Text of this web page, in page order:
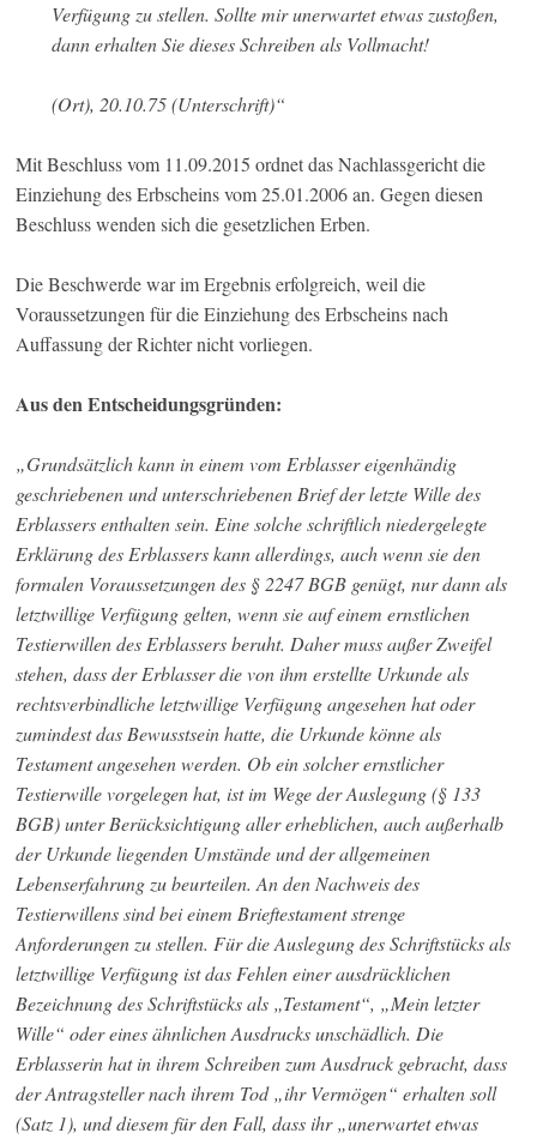
Verfügung zu stellen. Sollte mir unerwartet etwas zustoßen,
dann erhalten Sie dieses Schreiben als Vollmacht!
(Ort), 20.10.75 (Unterschrift)“
Mit Beschluss vom 11.09.2015 ordnet das Nachlassgericht die
Einziehung des Erbscheins vom 25.01.2006 an. Gegen diesen
Beschluss wenden sich die gesetzlichen Erben.
Die Beschwerde war im Ergebnis erfolgreich, weil die
Voraussetzungen für die Einziehung des Erbscheins nach
Auffassung der Richter nicht vorliegen.
Aus den Entscheidungsgründen:
„Grundsätzlich kann in einem vom Erblasser eigenhändig
geschriebenen und unterschriebenen Brief der letzte Wille des
Erblassers enthalten sein. Eine solche schriftlich niedergelegte
Erklärung des Erblassers kann allerdings, auch wenn sie den
formalen Voraussetzungen des § 2247 BGB genügt, nur dann als
letztwillige Verfügung gelten, wenn sie auf einem ernstlichen
Testierwillen des Erblassers beruht. Daher muss außer Zweifel
stehen, dass der Erblasser die von ihm erstellte Urkunde als
rechtsverbindliche letztwillige Verfügung angesehen hat oder
zumindest das Bewusstsein hatte, die Urkunde könne als
Testament angesehen werden. Ob ein solcher ernstlicher
Testierwille vorgelegen hat, ist im Wege der Auslegung (§ 133
BGB) unter Berücksichtigung aller erheblichen, auch außerhalb
der Urkunde liegenden Umstände und der allgemeinen
Lebenserfahrung zu beurteilen. An den Nachweis des
Testierwillens sind bei einem Brieftestament strenge
Anforderungen zu stellen. Für die Auslegung des Schriftstücks als
letztwillige Verfügung ist das Fehlen einer ausdrücklichen
Bezeichnung des Schriftstücks als „Testament“, „Mein letzter
Wille“ oder eines ähnlichen Ausdrucks unschädlich. Die
Erblasserin hat in ihrem Schreiben zum Ausdruck gebracht, dass
der Antragsteller nach ihrem Tod „ihr Vermögen“ erhalten soll
(Satz 1), und diesem für den Fall, dass ihr „unerwartet etwas